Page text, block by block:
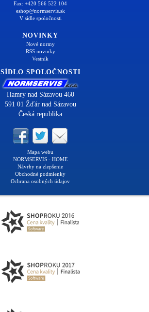
Fax: +420 566 522 104
eshop@normservis.sk
V sídle spoločnosti
NOVINKY
Nové normy
RSS novinky
Vestník
SÍDLO SPOLOČNOSTI
Hamry nad Sázavou 460
591 01 Žďár nad Sázavou
Česká republika
Mapa webu
NORMSERVIS - HOME
Návrhy na zlepšenie
Obchodné podmienky
Ochrana osobných údajov